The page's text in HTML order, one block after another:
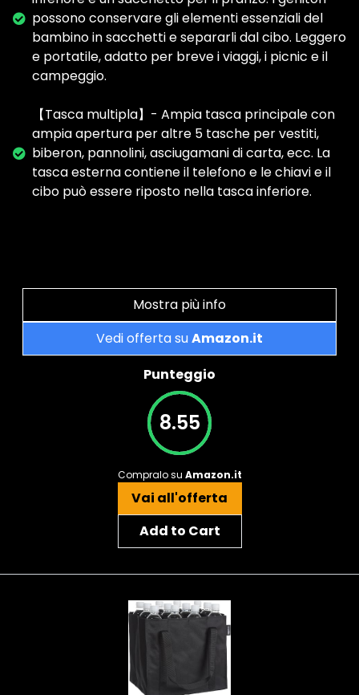
possono conservare gli elementi essenziali del
bambino in sacchetti e separarli dal cibo. Leggero
e portatile, adatto per breve i viaggi, i picnic e il
campeggio.
【Tasca multipla】- Ampia tasca principale con
ampia apertura per altre 5 tasche per vestiti,
biberon, pannolini, asciugamani di carta, ecc. La
tasca esterna contiene il telefono e le chiavi e il
cibo può essere riposto nella tasca inferiore.
Mostra più info
Vedi offerta suAmazon.it
Punteggio
8.55
Compralo su Amazon.it
Vai all'offerta
Add to Cart